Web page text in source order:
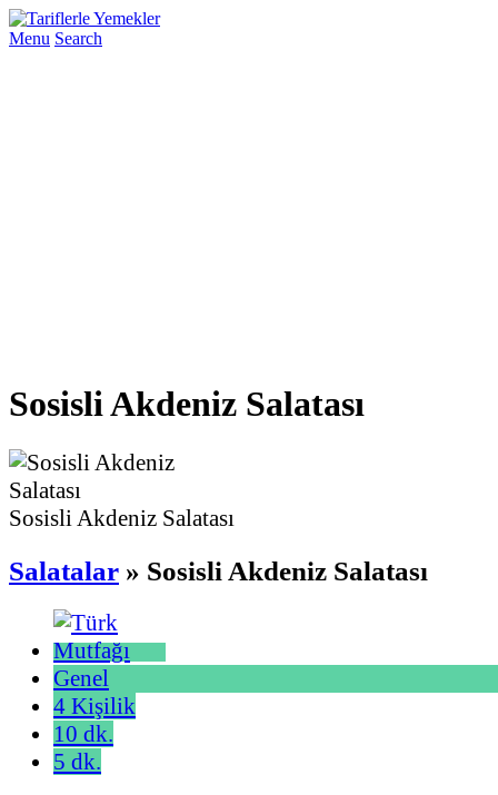
Menu Search
Sosisli Akdeniz Salatası
Sosisli Akdeniz Salatası
Salatalar » Sosisli Akdeniz Salatası
Genel
4 Kişilik
10 dk.
5 dk.